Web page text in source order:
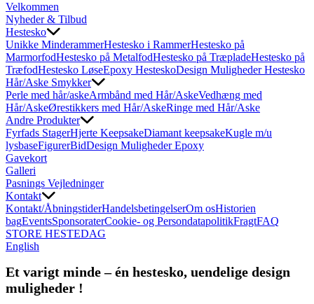
Velkommen
Nyheder & Tilbud
Hestesko
Unikke MinderammerHestesko i RammerHestesko på
MarmorfodHestesko på MetalfodHestesko på TræpladeHestesko på
TræfodHestesko LøseEpoxy HesteskoDesign Muligheder Hestesko
Hår/Aske Smykker
Perle med hår/askeArmbånd med Hår/AskeVedhæng med
Hår/AskeØrestikkers med Hår/AskeRinge med Hår/Aske
Andre Produkter
Fyrfads StagerHjerte KeepsakeDiamant keepsakeKugle m/u
lysbaseFigurerBidDesign Muligheder Epoxy
Gavekort
Galleri
Pasnings Vejledninger
Kontakt
Kontakt/ÅbningstiderHandelsbetingelserOm osHistorien
bagEventsSponsoraterCookie- og PersondatapolitikFragtFAQ
STORE HESTEDAG
English
Et varigt minde – én hestesko, uendelige design
muligheder !